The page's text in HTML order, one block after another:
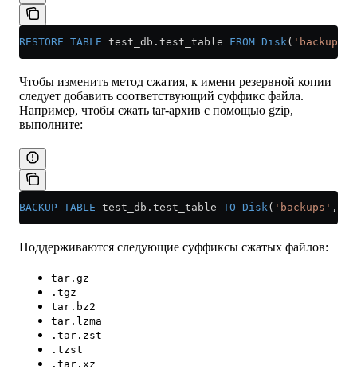
RESTORE TABLE test_db . test_table FROM Disk( 'backups'
Чтобы изменить метод сжатия, к имени резервной копии
следует добавить соответствующий суффикс файла.
Например, чтобы сжать tar-архив с помощью gzip,
выполните:
BACKUP TABLE test_db . test_table TO Disk( 'backups' ,
Поддерживаются следующие суффиксы сжатых файлов:
tar.gz
.tgz
tar.bz2
tar.lzma
.tar.zst
.tzst
.tar.xz